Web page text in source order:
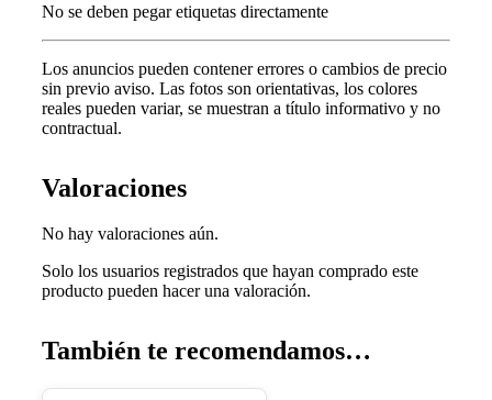
No se deben pegar etiquetas directamente
Los anuncios pueden contener errores o cambios de precio
sin previo aviso. Las fotos son orientativas, los colores
reales pueden variar, se muestran a título informativo y no
contractual.
Valoraciones
No hay valoraciones aún.
Solo los usuarios registrados que hayan comprado este
producto pueden hacer una valoración.
También te recomendamos…